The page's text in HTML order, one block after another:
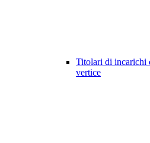
Titolari di incarichi
vertice